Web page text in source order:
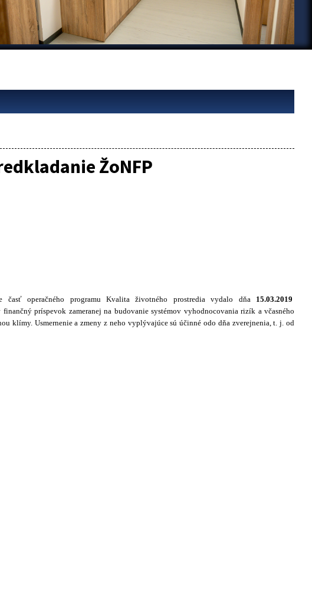
ŽoNFP
časť operačného programu Kvalita životného prostredia vydalo dňa 15.03.2019
príspevok zameranej na budovanie systémov vyhodnocovania rizík a včasného
klímy. Usmernenie a zmeny z neho vyplývajúce sú účinné odo dňa zverejnenia, t. j. od